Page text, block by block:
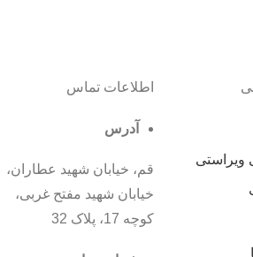
ویراستی
اطلاعات تماس
آدرس
قم، خیابان شهید عطاران،
خیابان شهید مفتح غربی،
کوچه 17، پلاک 32